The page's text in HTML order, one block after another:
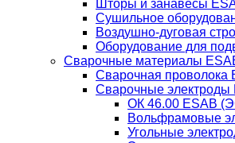
Шторы и занавесы
Сушильное
Воздушно-дуговая
Оборудование для
Сварочные материалы
Сварочная проволока
Сварочные электроды
ОК 46.00 ESAB
Вольфрамовые
Угольные